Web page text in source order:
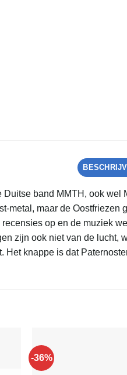
band MMTH, ook
metal, maar de
op en de muziek
zijn ook niet van de
knappe is dat
-36%